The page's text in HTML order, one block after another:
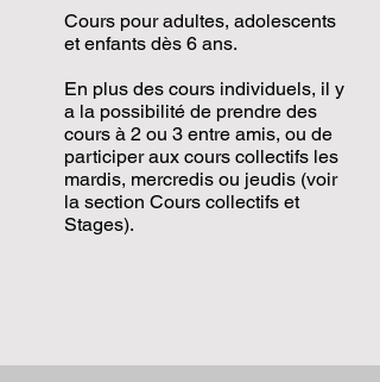
Cours pour adultes, adolescents
et enfants dès 6 ans.
En plus des cours individuels, il y
a la possibilité de prendre des
cours à 2 ou 3 entre amis, ou de
participer aux cours collectifs les
mardis, mercredis ou jeudis (voir
la section Cours collectifs et
Stages).